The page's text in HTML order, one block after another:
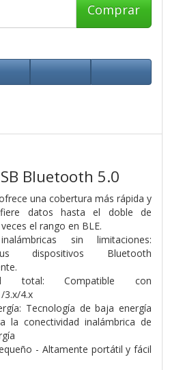
Comprar
Bluetooth 5.0
una cobertura más rápida y
datos hasta el doble de
el rango en BLE.
sin limitaciones:
dispositivos Bluetooth
total: Compatible con
4.x
Tecnología de baja energía
la conectividad inalámbrica de
- Altamente portátil y fácil